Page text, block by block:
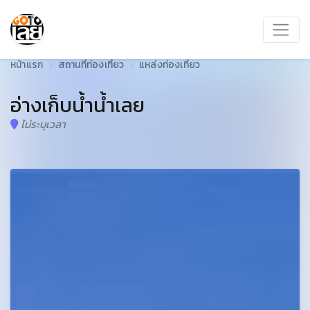
หน้าแรก สถานที่ท่องเที่ยว แหล่งท่องเที่ยว
อ่างเก็บน้ำน้ำเลย
ไม่ระบุเวลา